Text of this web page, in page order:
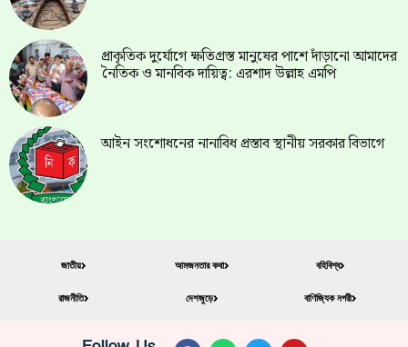
প্রাকৃতিক দুর্যোগে ক্ষতিগ্রস্ত মানুষের পাশে দাঁড়ানো আমাদের
নৈতিক ও মানবিক দায়িত্ব: এরশাদ উল্লাহ এমপি
আইন সংশোধনের নানাবিধ প্রস্তাব স্থানীয় সরকার বিভাগে
জাতীয়
রাজনীতি
আমজনতার কথা
দেশজুড়ে
বহিবিশ্ব
বাণিজ্যিক নগরী